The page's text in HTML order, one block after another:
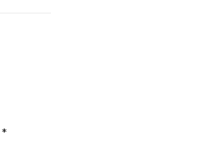
*